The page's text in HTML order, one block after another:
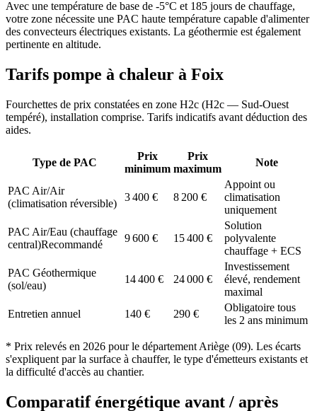
Avec une température de base de -5°C et 185 jours de chauffage,
votre zone nécessite une PAC haute température capable d'alimenter
des convecteurs électriques existants. La géothermie est également
pertinente en altitude.
Tarifs pompe à chaleur à Foix
Fourchettes de prix constatées en zone H2c (H2c — Sud-Ouest
tempéré), installation comprise. Tarifs indicatifs avant déduction des
aides.
Type de PAC
Prix
minimum
Prix
maximum
Note
PAC Air/Air
(climatisation réversible)
3 400 € 8 200 €
Appoint ou
climatisation
uniquement
PAC Air/Eau (chauffage
central)Recommandé
9 600 € 15 400 €
Solution
polyvalente
chauffage + ECS
PAC Géothermique
(sol/eau)
14 400 € 24 000 €
Investissement
élevé, rendement
maximal
Entretien annuel
140 € 290 €
Obligatoire tous
les 2 ans minimum
* Prix relevés en 2026 pour le département Ariège (09). Les écarts
s'expliquent par la surface à chauffer, le type d'émetteurs existants et
la difficulté d'accès au chantier.
Comparatif énergétique avant / après